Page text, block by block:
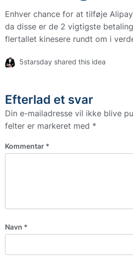
Enhver chance for at tilføje
da disse er de 2 vigtigste
flertallet kinesere rundt om i
5starsday shared this idea
Efterlad et svar
Din e-mailadresse vil ikke blive
felter er markeret med *
Kommentar *
Navn *